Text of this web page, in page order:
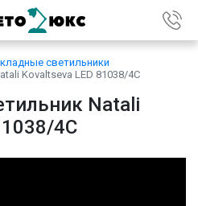
светильники
Kovaltseva LED 81038/4C
Natali
4C